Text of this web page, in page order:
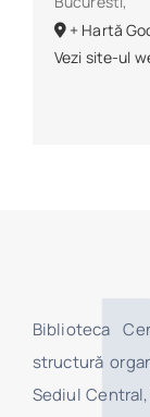
+ Hartă
Vezi site-ul
Biblioteca
structură
Sediul